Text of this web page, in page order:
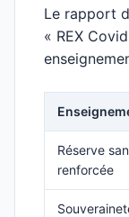
Le rapport
« REX
Réserve
renforcée